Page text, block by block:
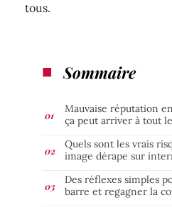
tous.
Sommaire
Mauvaise réputation
ça peut arriver à tout
Quels sont les vrais
image dérape sur
Des réflexes simples
barre et regagner la